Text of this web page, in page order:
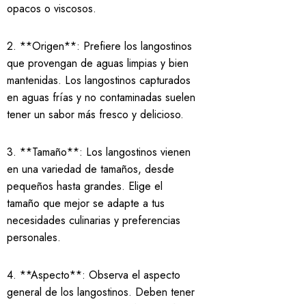
opacos o viscosos.
2. **Origen**: Prefiere los langostinos
que provengan de aguas limpias y bien
mantenidas. Los langostinos capturados
en aguas frías y no contaminadas suelen
tener un sabor más fresco y delicioso.
3. **Tamaño**: Los langostinos vienen
en una variedad de tamaños, desde
pequeños hasta grandes. Elige el
tamaño que mejor se adapte a tus
necesidades culinarias y preferencias
personales.
4. **Aspecto**: Observa el aspecto
general de los langostinos. Deben tener